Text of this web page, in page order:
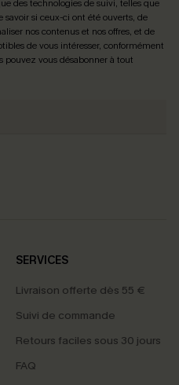
des technologies de suivi, telles que
savoir si ceux-ci ont été ouverts, de
nos contenus et nos offres, et de
de vous intéresser, conformément
pouvez vous désabonner à tout
SERVICES
Livraison offerte dès 55 €
Suivi de commande
Retours faciles sous 30 jours
FAQ